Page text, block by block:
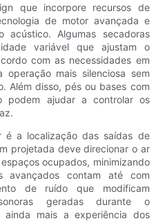
que incorpore recursos de
de motor avançada e
acústico. Algumas secadoras
variável que ajustam o
com as necessidades em
operação mais silenciosa sem
Além disso, pés ou bases com
podem ajudar a controlar os
é a localização das saídas de
projetada deve direcionar o ar
ocupados, minimizando
avançados contam até com
de ruído que modificam
geradas durante o
ainda mais a experiência dos